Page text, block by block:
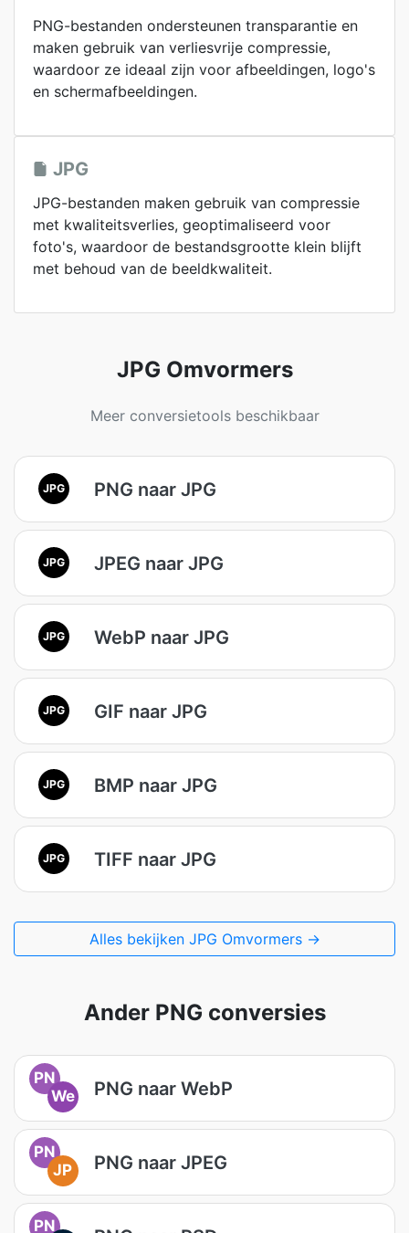
PNG-bestanden ondersteunen transparantie en
maken gebruik van verliesvrije compressie,
waardoor ze ideaal zijn voor afbeeldingen, logo's
en schermafbeeldingen.
JPG
JPG-bestanden maken gebruik van compressie
met kwaliteitsverlies, geoptimaliseerd voor
foto's, waardoor de bestandsgrootte klein blijft
met behoud van de beeldkwaliteit.
JPG Omvormers
Meer conversietools beschikbaar
JPG PNG naar JPG
JPG JPEG naar JPG
JPG WebP naar JPG
JPG GIF naar JPG
JPG BMP naar JPG
JPG TIFF naar JPG
Alles bekijken JPG Omvormers →
Ander PNG conversies
PN
We
PNG naar WebP
PN
JP
PNG naar JPEG
PN